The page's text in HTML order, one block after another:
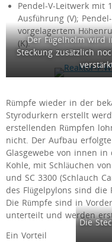
Pendel-V-Leitwerk mit
Ausführung (V);
vorgelagertem
(K).Der Fügelholm wird
Steckung zusätzlich
Rümpfe wieder in der
Styrodurkern erstellt
erstellenden Rümpfen
nicht. Der Aufbau
Glasgewebe von innen in
Kohle, mit Schläuchen
und SC 3300 (Schlauch
des Flügelpylons sind die
Die Rümpfe sind in
unterteilt und werden
Die
Ein Vorteil